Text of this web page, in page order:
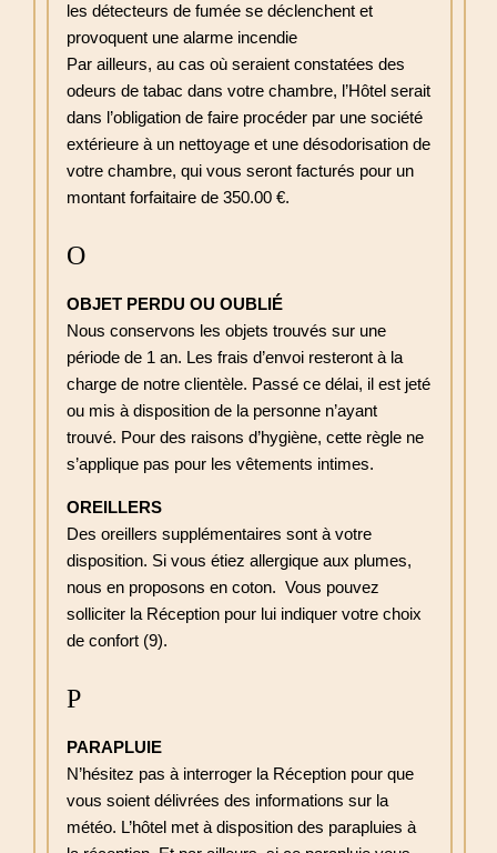
les détecteurs de fumée se déclenchent et
provoquent une alarme incendie
Par ailleurs, au cas où seraient constatées des
odeurs de tabac dans votre chambre, l’Hôtel serait
dans l’obligation de faire procéder par une société
extérieure à un nettoyage et une désodorisation de
votre chambre, qui vous seront facturés pour un
montant forfaitaire de 350.00 €.
O
OBJET PERDU OU OUBLIÉ
Nous conservons les objets trouvés sur une
période de 1 an. Les frais d’envoi resteront à la
charge de notre clientèle. Passé ce délai, il est jeté
ou mis à disposition de la personne n’ayant
trouvé. Pour des raisons d’hygiène, cette règle ne
s’applique pas pour les vêtements intimes.
OREILLERS
Des oreillers supplémentaires sont à votre
disposition. Si vous étiez allergique aux plumes,
nous en proposons en coton. Vous pouvez
solliciter la Réception pour lui indiquer votre choix
de confort (9).
P
PARAPLUIE
N’hésitez pas à interroger la Réception pour que
vous soient délivrées des informations sur la
météo. L’hôtel met à disposition des parapluies à